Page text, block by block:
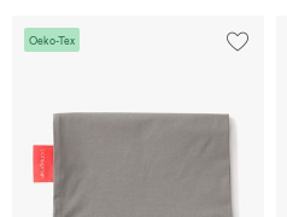
Oeko-Tex